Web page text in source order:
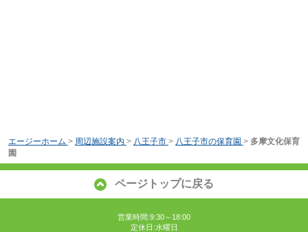
エージーホーム > 周辺施設案内 > 八王子市 > 八王子市の保育園 > 多摩文化保育
園
ページトップに戻る
営業時間:9:30～18:00
定休日:水曜日